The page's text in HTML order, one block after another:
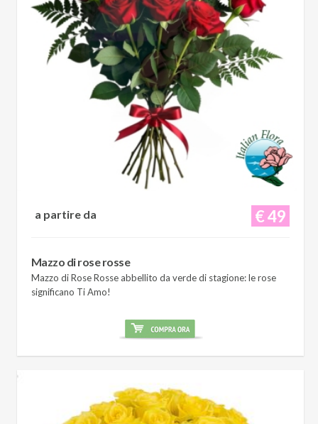
€ 49
a partire da
Mazzo di rose rosse
Mazzo di Rose Rosse abbellito da verde di stagione: le rose
significano Ti Amo!